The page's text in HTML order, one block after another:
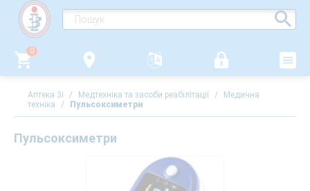
0
Аптека 3i / Медтехніка та засоби реабілітації /
Медична
техніка
/ Пульсоксиметри
Пульсоксиметри